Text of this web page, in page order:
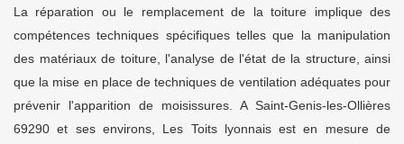
La réparation ou le remplacement de la toiture implique des
compétences techniques spécifiques telles que la manipulation
des matériaux de toiture, l'analyse de l'état de la structure, ainsi
que la mise en place de techniques de ventilation adéquates pour
prévenir l'apparition de moisissures. A Saint-Genis-les-Ollières
69290 et ses environs, Les Toits lyonnais est en mesure de